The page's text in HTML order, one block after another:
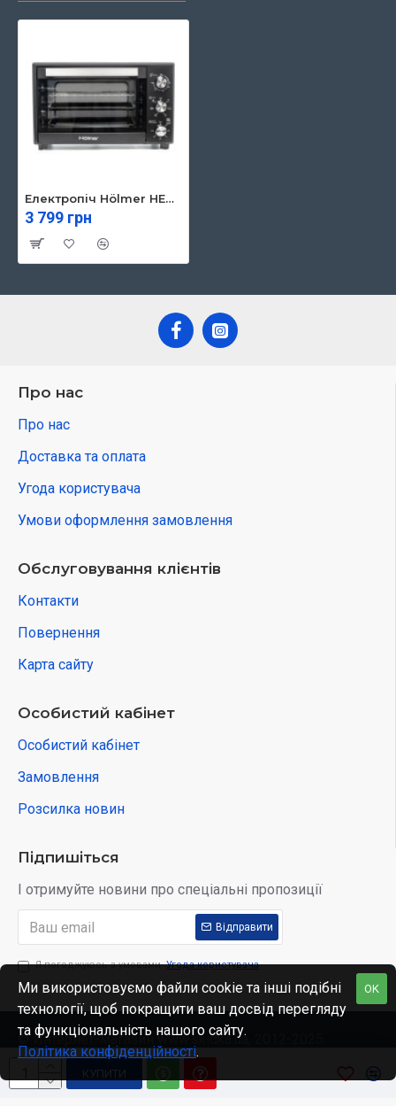
КУПИТИ
Електропіч Hölmer HEO-142CR
3 799 грн
Про нас
Про нас
Доставка та оплата
Угода користувача
Умови оформлення замовлення
Обслуговування клієнтів
Контакти
Повернення
Карта сайту
Особистий кабінет
Особистий кабінет
Замовлення
Розсилка новин
Підпишіться
І отримуйте новини про спеціальні пропозиції
Відправити
Я погоджуюсь з умовами Угода користувача
© Интернет-магазин www.skidka.ua, 2012-2025.
OK
Ми використовуємо файли cookie та інші подібні
технології, щоб покращити ваш досвід перегляду
та функціональність нашого сайту.
Політика конфіденційності.